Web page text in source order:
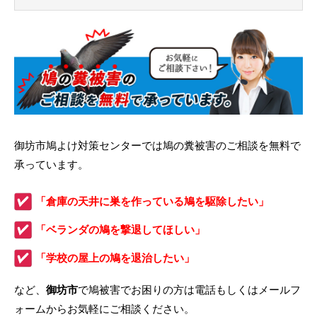
御坊市鳩よけ対策センターでは鳩の糞被害のご相談を無料で
承っています。
「倉庫の天井に巣を作っている鳩を駆除したい」
「ベランダの鳩を撃退してほしい」
「学校の屋上の鳩を退治したい」
など、 御坊市で鳩被害でお困りの方は電話もしくはメールフ
ォームからお気軽にご相談ください。